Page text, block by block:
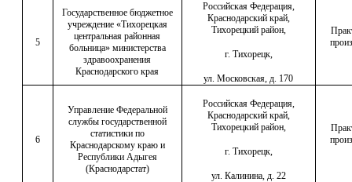
5
Государственное бюджетное
учреждение «Тихорецкая
центральная районная
больница» министерства
здравоохранения
Краснодарского края
Российская Федерация,
Краснодарский край,
Тихорецкий район,
г. Тихорецк,
ул. Московская, д. 170
6
Управление Федеральной
службы государственной
статистики по
Краснодарскому краю и
Республики Адыгея
(Краснодарстат)
Российская Федерация,
Краснодарский край,
Тихорецкий район,
г. Тихорецк,
ул. Калинина, д. 22